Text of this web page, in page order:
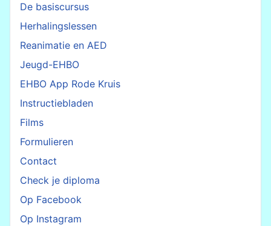
De basiscursus
Herhalingslessen
Reanimatie en AED
Jeugd-EHBO
EHBO App Rode Kruis
Instructiebladen
Films
Formulieren
Contact
Check je diploma
Op Facebook
Op Instagram